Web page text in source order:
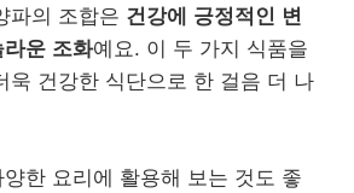
파의 조합은 건강에 긍정적인 변
운 조화예요. 이 두 가지 식품을
욱 건강한 식단으로 한 걸음 더 나
한 요리에 활용해 보는 것도 좋